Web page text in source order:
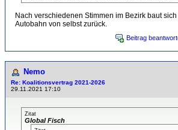
Nach verschiedenen Stimmen im Bezirk baut
Autobahn von selbst zurück.
Beitrag
Nemo
Re: Koalitionsvertrag 2021-2026
29.11.2021 17:10
Zitat
Global Fisch